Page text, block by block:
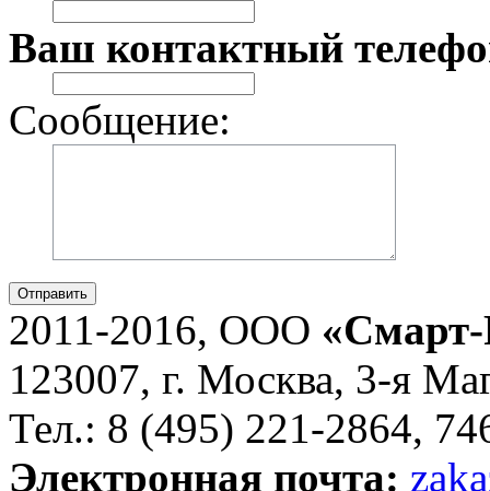
Ваш контактный
Сообщение:
Отправить
2011-2016, ООО
123007, г. Москва, 3-я
Тел.: 8 (495) 221-2864,
Электронная почта: